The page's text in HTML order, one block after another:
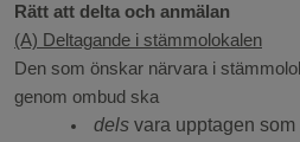
Rätt att delta och anmälan
(A) Deltagande i stämmolokalen
Den som önskar närvara i
genom ombud ska
dels vara upptagen